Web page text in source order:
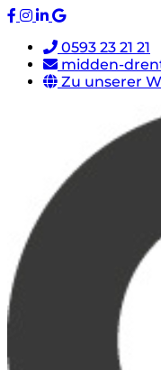
0593 23 21 21
midden-
Zu unserer